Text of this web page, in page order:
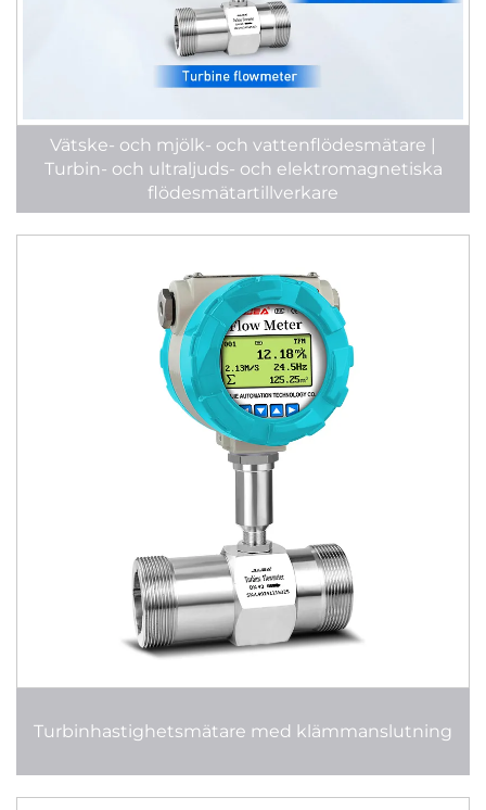
Vätske- och mjölk- och vattenflödesmätare |
Turbin- och ultraljuds- och elektromagnetiska
flödesmätartillverkare
Turbinhastighetsmätare med klämmanslutning